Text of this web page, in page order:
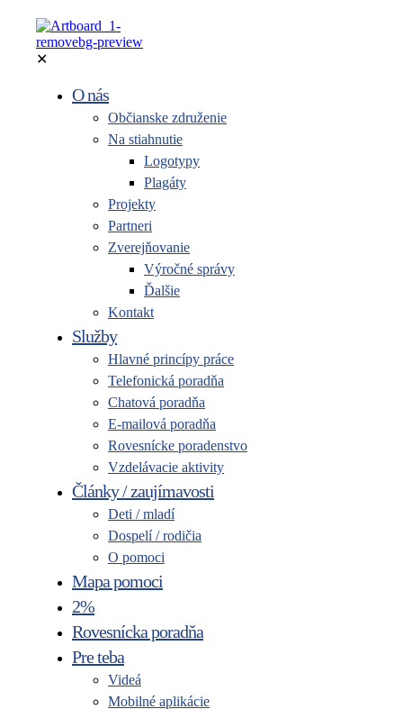
✕
O nás
Občianske združenie
Na stiahnutie
Logotypy
Plagáty
Projekty
Partneri
Zverejňovanie
Výročné správy
Ďalšie
Kontakt
Služby
Hlavné princípy práce
Telefonická poradňa
Chatová poradňa
E-mailová poradňa
Rovesnícke poradenstvo
Vzdelávacie aktivity
Články / zaujímavosti
Deti / mladí
Dospelí / rodičia
O pomoci
Mapa pomoci
2%
Rovesnícka poradňa
Pre teba
Videá
Mobilné aplikácie